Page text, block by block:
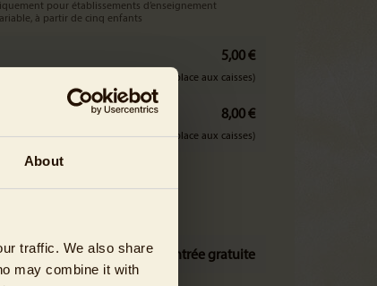
About
traffic. We also share
may combine it with
pour établissements d’enseignement
à partir de cinq enfants
5,00 €
(disponible uniquement sur place aux caisses)
8,00 €
(disponible uniquement sur place aux caisses)
entrée gratuite